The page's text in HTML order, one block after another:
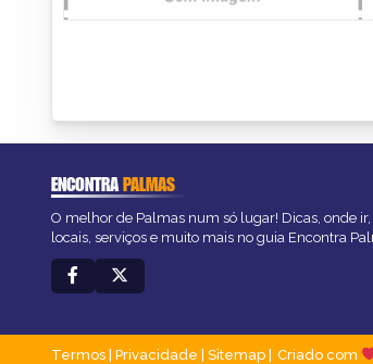
ENCONTRAPALMAS
O melhor de Palmas num só lugar! Dicas, onde
locais, serviços e muito mais no guia Encontra
Termos Privacidade Sitemap Criado com